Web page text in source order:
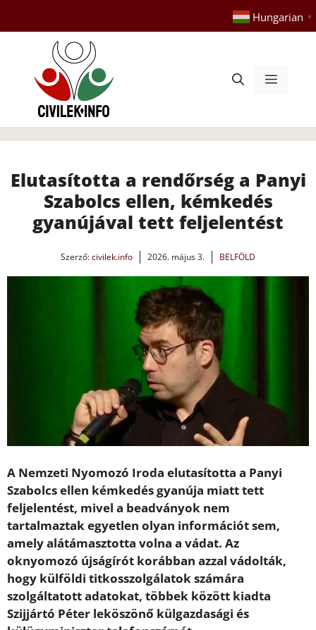
tartalomba
Hungarian ▼
Menü
Elutasította a rendőrség a Panyi
Szabolcs ellen, kémkedés
gyanújával tett feljelentést
Szerző:civilek.info 2026. május 3. BELFÖLD
A Nemzeti Nyomozó Iroda elutasította a Panyi
Szabolcs ellen kémkedés gyanúja miatt tett
feljelentést, mivel a beadványok nem
tartalmaztak egyetlen olyan információt sem,
amely alátámasztotta volna a vádat. Az
oknyomozó újságírót korábban azzal vádolták,
hogy külföldi titkosszolgálatok számára
szolgáltatott adatokat, többek között kiadta
Szijjártó Péter leköszönő külgazdasági és